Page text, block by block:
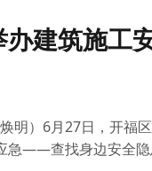
建筑施工
明） 6月27日，开福
——查找身边安全